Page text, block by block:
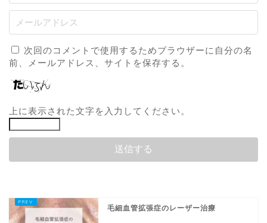
次回のコメントで使用するためブラウザーに自分の名
前、メールアドレス、サイトを保存する。
上に表示された文字を入力してください。
毛細血管拡張症のレーザー治療